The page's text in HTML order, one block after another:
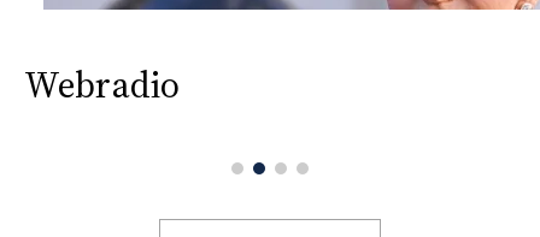
Webradio